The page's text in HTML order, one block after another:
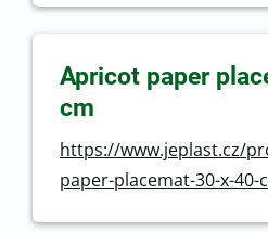
Apricot paper
cm
https://www.jeplast.cz/
paper-placemat-30-x-40-